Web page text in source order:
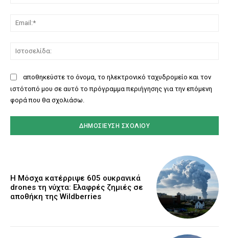
αποθηκεύστε το όνομα, το ηλεκτρονικό ταχυδρομείο και τον
ιστότοπό μου σε αυτό το πρόγραμμα περιήγησης για την επόμενη
φορά που θα σχολιάσω.
Η Μόσχα κατέρριψε 605 ουκρανικά
drones τη νύχτα: Ελαφρές ζημιές σε
αποθήκη της Wildberries